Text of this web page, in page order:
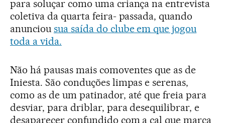
para soluçar como uma criança na entrevista
coletiva da quarta feira- passada, quando
anunciou sua saída do clube em que jogou
toda a vida.
Não há pausas mais comoventes que as de
Iniesta. São conduções limpas e serenas,
como as de um patinador, até que freia para
desviar, para driblar, para desequilibrar, e
desaparecer confundido com a cal que marca